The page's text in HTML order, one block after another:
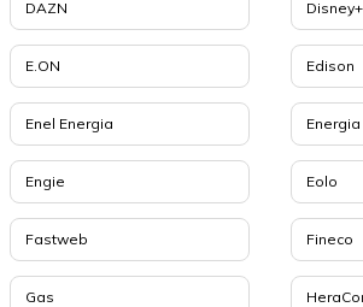
DAZN Disney+
E.ON Edison
Enel Energia Energia
Engie Eolo
Fastweb Fineco
Gas